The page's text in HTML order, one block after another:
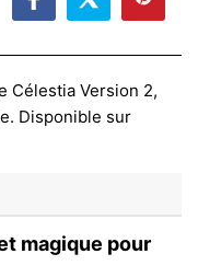
magique pour